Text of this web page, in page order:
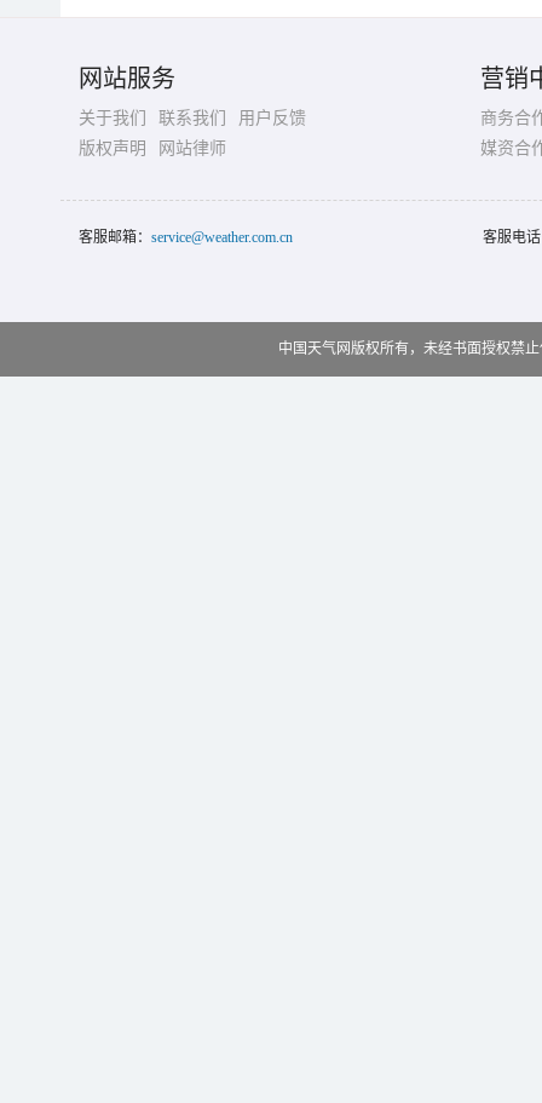
网站服务
关于我们 联系我们
用户反馈
版权声明
网站律师
营销
商务合
媒资合
客服邮箱： service@weather.com.cn 客服电
中国天气网版权所有，未经书面授权